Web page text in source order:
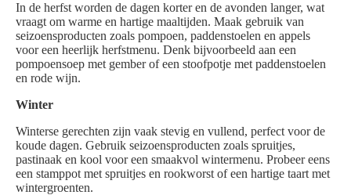
In de herfst worden de dagen korter en de avonden langer, wat
vraagt om warme en hartige maaltijden. Maak gebruik van
seizoensproducten zoals pompoen, paddenstoelen en appels
voor een heerlijk herfstmenu. Denk bijvoorbeeld aan een
pompoensoep met gember of een stoofpotje met paddenstoelen
en rode wijn.
Winter
Winterse gerechten zijn vaak stevig en vullend, perfect voor de
koude dagen. Gebruik seizoensproducten zoals spruitjes,
pastinaak en kool voor een smaakvol wintermenu. Probeer eens
een stamppot met spruitjes en rookworst of een hartige taart met
wintergroenten.